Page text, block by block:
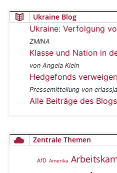
Ukraine Blog
Ukraine: Verfolgung
ZMINA
Klasse und Nation in
von Angela Klein
Hedgefonds
Pressemitteilung von
Alle Beiträge des Blogs
Zentrale Themen
AfD Amerika